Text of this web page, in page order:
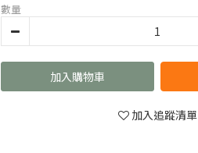
數量
加入購物車
加入追蹤清單